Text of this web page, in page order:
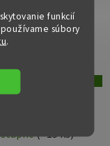
funkcií
súbory
.
(imitácia kože)
(>15 ks)